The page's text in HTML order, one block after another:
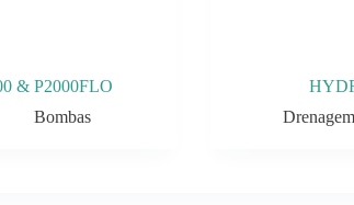
& P2000FLO
Bombas
Drenagem